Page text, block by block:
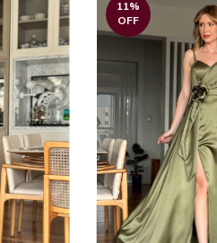
11%
OFF